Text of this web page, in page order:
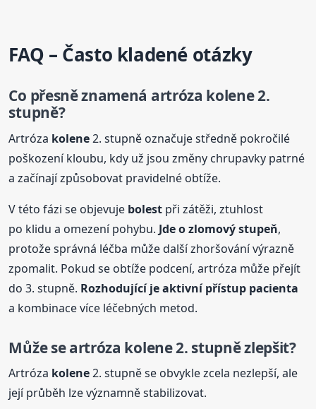
FAQ – Často kladené otázky
Co přesně znamená artróza kolene2.
stupně?
Artróza kolene2. stupně označuje středně pokročilé
poškození kloubu, kdy už jsou změny chrupavky patrné
a začínají způsobovat pravidelné obtíže.
V této fázi se objevuje bolest při zátěži, ztuhlost
po klidu a omezení pohybu. Jde o zlomový stupeň,
protože správná léčba může další zhoršování výrazně
zpomalit. Pokud se obtíže podcení, artróza může přejít
do 3. stupně. Rozhodující je aktivní přístup pacienta
a kombinace více léčebných metod.
Může se artróza kolene2. stupně zlepšit?
Artróza kolene2. stupně se obvykle zcela nezlepší, ale
její průběh lze významně stabilizovat.